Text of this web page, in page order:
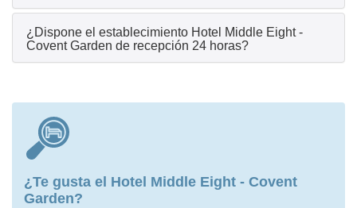
¿Dispone el establecimiento Hotel Middle Eight -
Covent Garden de recepción 24 horas?
¿Te gusta el Hotel Middle Eight - Covent
Garden?